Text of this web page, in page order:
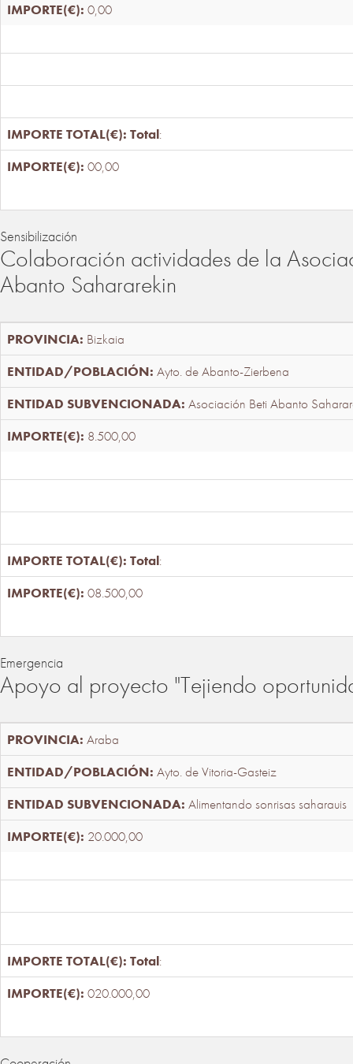
0,00
Total:
00,00
Sensibilización
Colaboración actividades de la
Abanto Sahararekin
Bizkaia
Ayto. de Abanto-Zierbena
Asociación Beti Abanto
8.500,00
Total:
08.500,00
Emergencia
Apoyo al proyecto "Tejiendo
Araba
Ayto. de Vitoria-Gasteiz
Alimentando sonrisas saharauis
20.000,00
Total:
020.000,00